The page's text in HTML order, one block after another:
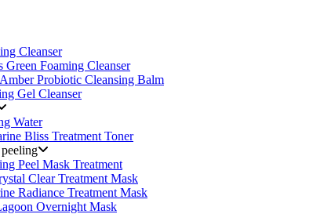
Cleanser
Green Foaming Cleanser
Probiotic Cleansing Balm
Gel Cleanser
Water
Bliss Treatment Toner
Peel Mask Treatment
Clear Treatment Mask
Radiance Treatment Mask
Overnight Mask